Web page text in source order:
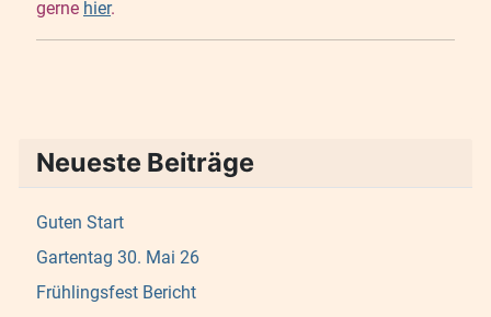
gerne hier.
Neueste Beiträge
Guten Start
Gartentag 30. Mai 26
Frühlingsfest Bericht